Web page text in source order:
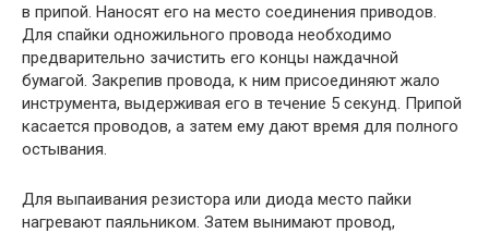
в припой. Наносят его на место соединения приводов.
Для спайки одножильного провода необходимо
предварительно зачистить его концы наждачной
бумагой. Закрепив провода, к ним присоединяют жало
инструмента, выдерживая его в течение 5 секунд. Припой
касается проводов, а затем ему дают время для полного
остывания.
Для выпаивания резистора или диода место пайки
нагревают паяльником. Затем вынимают провод,